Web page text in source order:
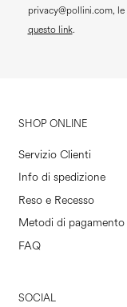
privacy@pollini.com,
questo link.
SHOP ONLINE
Servizio Clienti
Info di spedizione
Reso e Recesso
Metodi di pagamento
FAQ
SOCIAL